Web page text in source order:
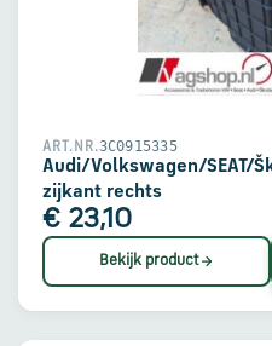
ART.NR.3C0915335
Audi/Volkswagen/SEAT/
zijkant rechts
€ 23,10
Bekijk product